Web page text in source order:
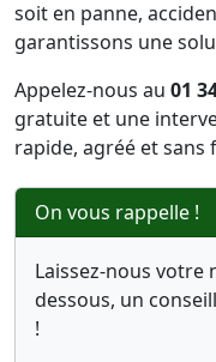
soit en panne,
garantissons une
Appelez-nous au 01
gratuite et une
rapide, agréé et sans
On vous rappelle !
Laissez-nous votre
dessous, un
!